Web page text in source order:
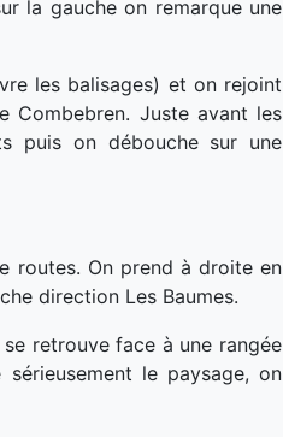
la gauche on remarque une
les balisages) et on rejoint
Combebren. Juste avant les
puis on débouche sur une
routes. On prend à droite en
direction Les Baumes.
retrouve face à une rangée
le paysage, on